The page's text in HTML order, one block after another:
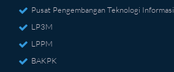
Pusat Pengembangan Teknologi Informasi
LP3M
LPPM
BAKPK